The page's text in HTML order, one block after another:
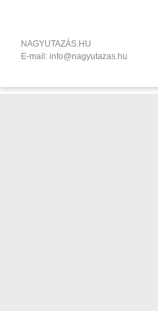
NAGYUTAZÁS.HU
E-mail: info@nagyutazas.hu